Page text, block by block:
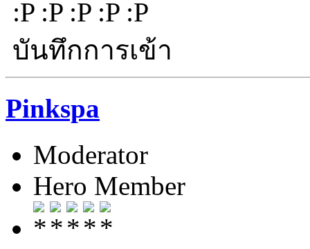
บันทึกการเข้า
Pinkspa
Moderator
Hero Member